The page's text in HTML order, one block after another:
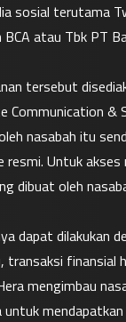
sosial terutama
atau Tbk PT
tersebut
Communication &
nasabah itu
Untuk
dibuat oleh
dapat dilakukan
transaksi
mengimbau
untuk